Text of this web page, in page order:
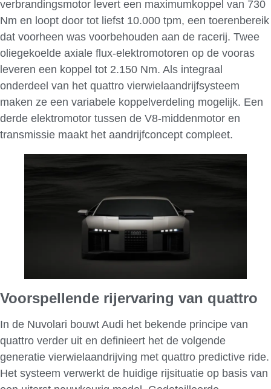
verbrandingsmotor levert een maximumkoppel van 730
Nm en loopt door tot liefst 10.000 tpm, een toerenbereik
dat voorheen was voorbehouden aan de racerij. Twee
oliegekoelde axiale flux-elektromotoren op de vooras
leveren een koppel tot 2.150 Nm. Als integraal
onderdeel van het quattro vierwielaandrijfsysteem
maken ze een variabele koppelverdeling mogelijk. Een
derde elektromotor tussen de V8-middenmotor en
transmissie maakt het aandrijfconcept compleet.
Voorspellende rijervaring van quattro
In de Nuvolari bouwt Audi het bekende principe van
quattro verder uit en definieert het de volgende
generatie vierwielaandrijving met quattro predictive ride.
Het systeem verwerkt de huidige rijsituatie op basis van